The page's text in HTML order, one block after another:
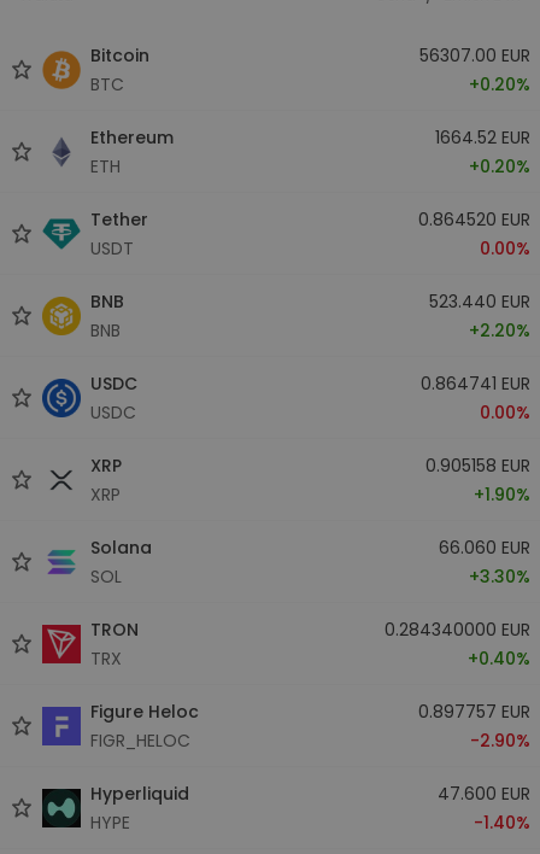
Bitcoin
BTC
56307.00 EUR
+0.20%
Ethereum
ETH
1664.52 EUR
+0.20%
Tether
USDT
0.864520 EUR
0.00%
BNB
BNB
523.440 EUR
+2.20%
USDC
USDC
0.864741 EUR
0.00%
XRP
XRP
0.905158 EUR
+1.90%
Solana
SOL
66.060 EUR
+3.30%
TRON
TRX
0.284340000 EUR
+0.40%
Figure Heloc
FIGR_HELOC
0.897757 EUR
-2.90%
Hyperliquid
HYPE
47.600 EUR
-1.40%